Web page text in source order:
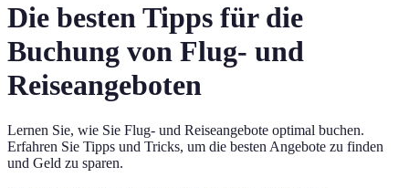
Die besten Tipps für die
Buchung von Flug- und
Reiseangeboten
Lernen Sie, wie Sie Flug- und Reiseangebote optimal buchen.
Erfahren Sie Tipps und Tricks, um die besten Angebote zu finden
und Geld zu sparen.